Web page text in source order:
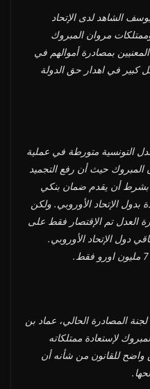
الشاهد لدى الإتحاد
مروان المبروك
بمصادرة أموالهم في
كبير في اهدار حق الدولة
التونسية متورطة في عملية
المبروك حيث أن رفع التجميد
بشرط أن يقدم ضمان بنكي
الإتحاد الأوروبي. ولكن
العدل تم الإقتصار فقط على
دول الإتحاد الأوروبي.
المصادرة الحالي، عماد بن
لإستعادة ممتلكاته
للقانون من شأنه أن